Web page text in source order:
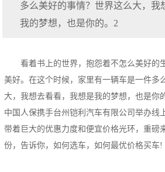
多么美好的事情？世界这么大，我
我的梦想，也是你的。2
看着书上的世界，抱怨着不怎么美好的
美好。在这个时候，家里有一辆车是一件多
大，我想去看看，我想是我的梦想，也是你
中国人保携手台州铠利汽车有限公司举办线
带着巨大的优惠力度和便宜价格光环，重磅
份，告诉你，如何选车，如何最优价格买车!